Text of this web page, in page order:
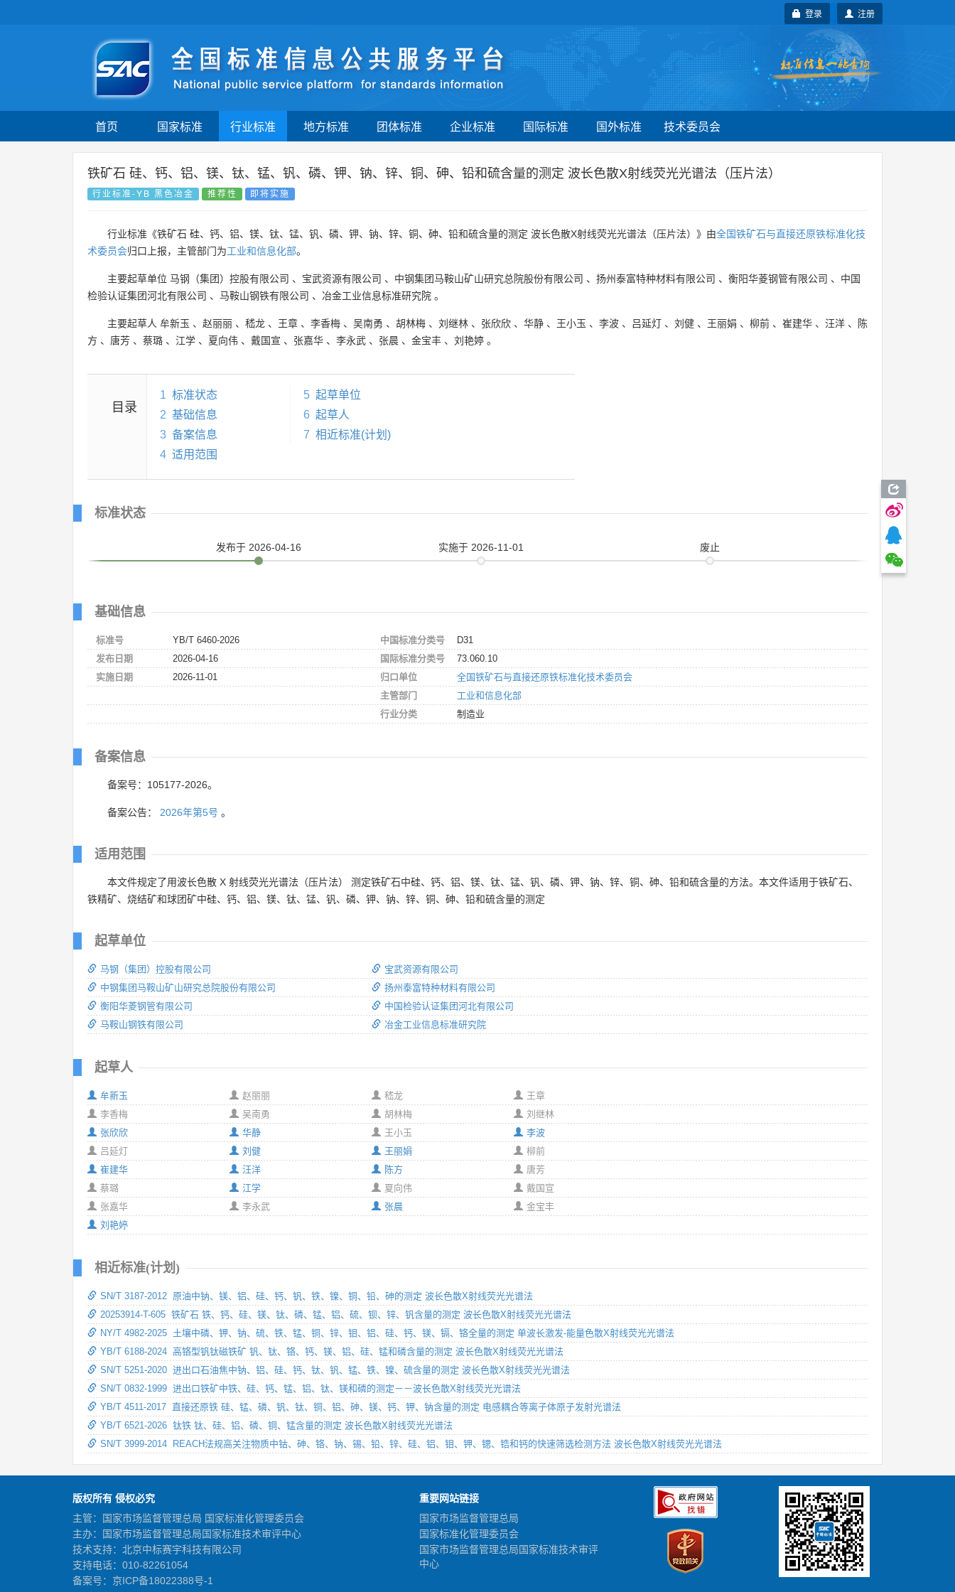
注册
登录
首页 国家标准 行业标准 地方标准 团体标准 企业标准 国际标准 国外标准 技术委员会
铁矿石 硅、钙、铝、镁、钛、锰、钒、磷、钾、钠、锌、铜、砷、铅和硫含量的测定 波长色散X射线荧光光谱法（压片法）
行业标准-YB 黑色冶金 推荐性 即将实施
行业标准《铁矿石 硅、钙、铝、镁、钛、锰、钒、磷、钾、钠、锌、铜、砷、铅和硫含量的测定 波长色散X射线荧光光谱法（压片法）》由全国铁矿石与直接还原铁标准化技
术委员会归口上报，主管部门为工业和信息化部。
主要起草单位 马钢（集团）控股有限公司 、 宝武资源有限公司 、 中钢集团马鞍山矿山研究总院股份有限公司 、 扬州泰富特种材料有限公司 、 衡阳华菱钢管有限公司 、 中国
检验认证集团河北有限公司 、 马鞍山钢铁有限公司 、 冶金工业信息标准研究院 。
主要起草人 牟新玉 、 赵丽丽 、 嵇龙 、 王章 、 李香梅 、 吴南勇 、 胡林梅 、 刘继林 、 张欣欣 、 华静 、 王小玉 、 李波 、 吕延灯 、 刘健 、 王丽娟 、 柳前 、 崔建华 、 汪洋 、
陈
方 、 唐芳 、 蔡璐 、 江学 、 夏向伟 、 戴国宣 、 张嘉华 、 李永武 、 张晨 、 金宝丰 、 刘艳婷 。
目录
1 标准状态
2 基础信息
3 备案信息
4 适用范围
5 起草单位
6 起草人
7 相近标准(计划)
标准状态
发布于 2026-04-16 实施于 2026-11-01 废止
基础信息
标准号
YB/T 6460-2026
发布日期
2026-04-16
实施日期
2026-11-01
中国标准分类号
D31
国际标准分类号
73.060.10
归口单位
全国铁矿石与直接还原铁标准化技术委员会
主管部门
工业和信息化部
行业分类
制造业
备案信息
备案号：105177-2026。
备案公告： 2026年第5号 。
适用范围
本文件规定了用波长色散 X 射线荧光光谱法（压片法） 测定铁矿石中硅、钙、铝、镁、钛、锰、钒、磷、钾、钠、锌、铜、砷、铅和硫含量的方法。本文件适用于铁矿石、
铁精矿、烧结矿和球团矿中硅、钙、铝、镁、钛、锰、钒、磷、钾、钠、锌、铜、砷、铅和硫含量的测定
起草单位
马钢（集团）控股有限公司
中钢集团马鞍山矿山研究总院股份有限公司
衡阳华菱钢管有限公司
马鞍山钢铁有限公司
宝武资源有限公司
扬州泰富特种材料有限公司
中国检验认证集团河北有限公司
冶金工业信息标准研究院
起草人
牟新玉
赵丽丽
李香梅
吴南勇
张欣欣
华静
吕延灯
刘健
崔建华
汪洋
蔡璐
江学
张嘉华
李永武
刘艳婷
嵇龙
王章
胡林梅
刘继林
王小玉
李波
王丽娟
柳前
陈方
唐芳
夏向伟
戴国宣
张晨
金宝丰
相近标准(计划)
SN/T 3187-2012 原油中钠、镁、铝、硅、钙、钒、铁、镍、铜、铅、砷的测定 波长色散X射线荧光光谱法
20253914-T-605 铁矿石 铁、钙、硅、镁、钛、磷、锰、铝、硫、钡、锌、钒含量的测定 波长色散X射线荧光光谱法
NY/T 4982-2025 土壤中磷、钾、钠、硫、铁、锰、铜、锌、钼、铝、硅、钙、镁、镉、铬全量的测定 单波长激发-能量色散X射线荧光光谱法
YB/T 6188-2024 高铬型钒钛磁铁矿 钒、钛、铬、钙、镁、铝、硅、锰和磷含量的测定 波长色散X射线荧光光谱法
SN/T 5251-2020 进出口石油焦中钠、铝、硅、钙、钛、钒、锰、铁、镍、硫含量的测定 波长色散X射线荧光光谱法
SN/T 0832-1999 进出口铁矿中铁、硅、钙、锰、铝、钛、镁和磷的测定－－波长色散X射线荧光光谱法
YB/T 4511-2017 直接还原铁 硅、锰、磷、钒、钛、铜、铝、砷、镁、钙、钾、钠含量的测定 电感耦合等离子体原子发射光谱法
YB/T 6521-2026 钛铁 钛、硅、铝、磷、铜、锰含量的测定 波长色散X射线荧光光谱法
SN/T 3999-2014 REACH法规高关注物质中钴、砷、铬、钠、锡、铅、锌、硅、铝、钼、钾、锶、锆和钙的快速筛选检测方法 波长色散X射线荧光光谱法
版权所有 侵权必究
主管：国家市场监督管理总局 国家标准化管理委员会
主办：国家市场监督管理总局国家标准技术审评中心
技术支持：北京中标赛宇科技有限公司
支持电话：010-82261054
备案号： 京ICP备18022388号-1
重要网站链接
国家市场监督管理总局
国家标准化管理委员会
国家市场监督管理总局国家标准技术审评
中心